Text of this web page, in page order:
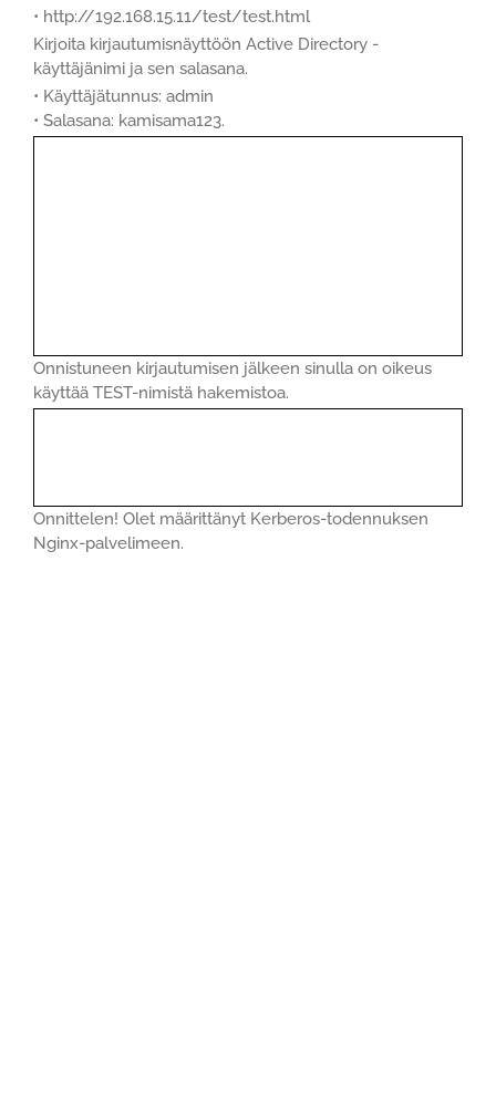
• http://192.168.15.11/test/test.html
Kirjoita kirjautumisnäyttöön Active Directory -
käyttäjänimi ja sen salasana.
• Käyttäjätunnus: admin
• Salasana: kamisama123.
Onnistuneen kirjautumisen jälkeen sinulla on oikeus
käyttää TEST-nimistä hakemistoa.
Onnittelen! Olet määrittänyt Kerberos-todennuksen
Nginx-palvelimeen.